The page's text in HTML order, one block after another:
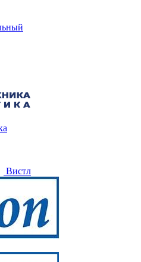
Вистл